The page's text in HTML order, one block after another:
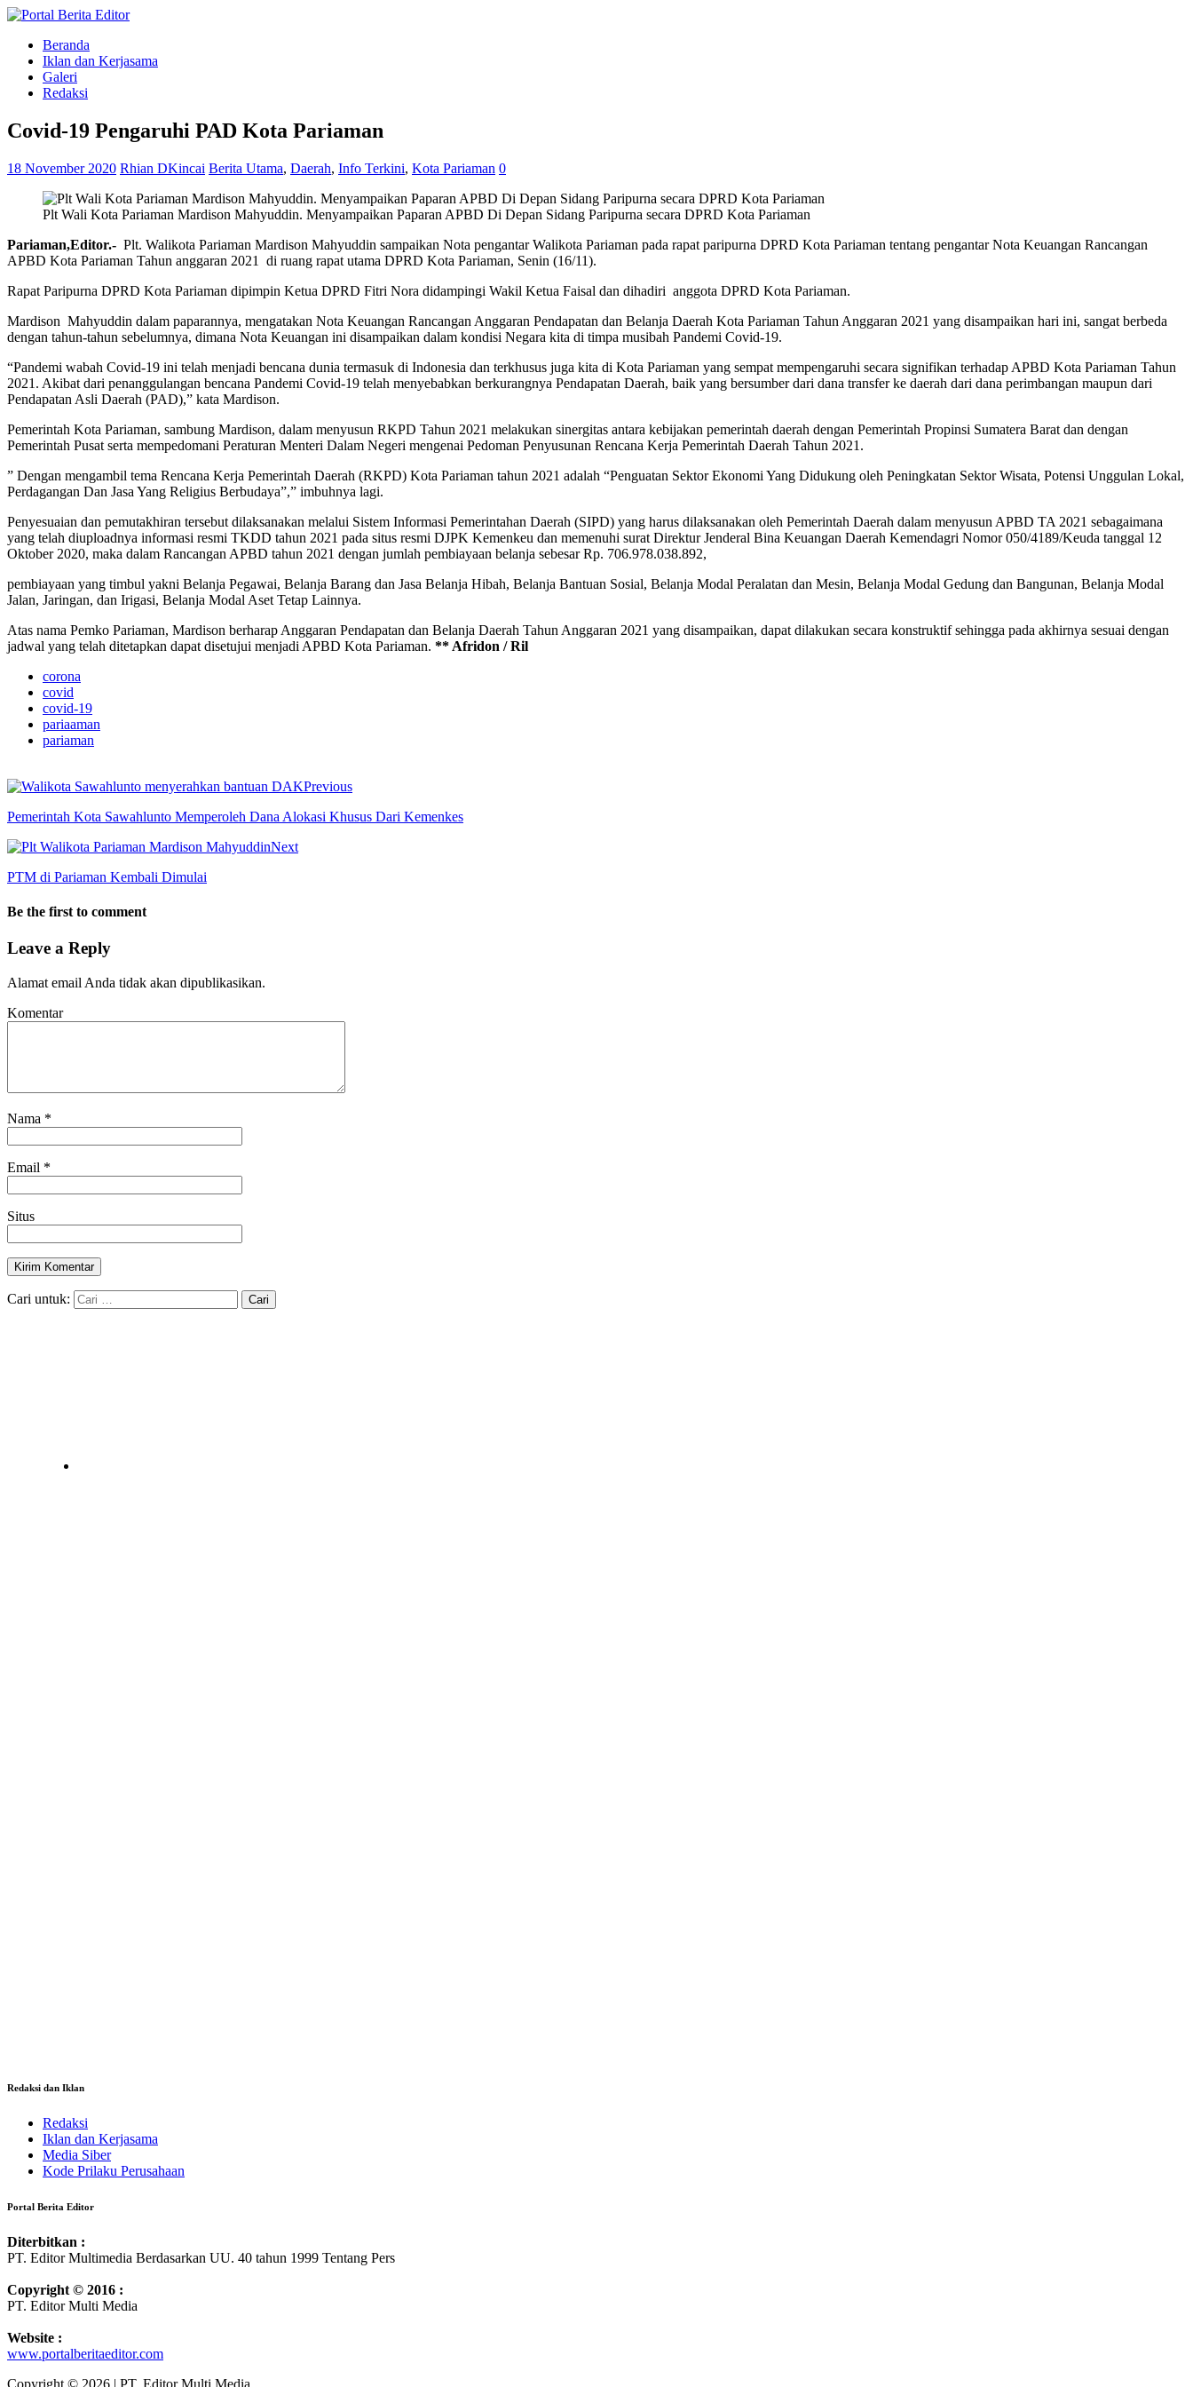
Beranda
Iklan dan Kerjasama
Galeri
Redaksi
Covid-19 Pengaruhi PAD Kota Pariaman
18 November 2020 Rhian DKincai Berita Utama, Daerah, Info Terkini, Kota Pariaman 0
Plt Wali Kota Pariaman Mardison Mahyuddin. Menyampaikan Paparan APBD Di Depan Sidang Paripurna secara DPRD Kota Pariaman
Pariaman,Editor.- Plt. Walikota Pariaman Mardison Mahyuddin sampaikan Nota pengantar Walikota Pariaman pada rapat paripurna DPRD Kota Pariaman tentang pengantar Nota Keuangan Rancangan
APBD Kota Pariaman Tahun anggaran 2021 di ruang rapat utama DPRD Kota Pariaman, Senin (16/11).
Rapat Paripurna DPRD Kota Pariaman dipimpin Ketua DPRD Fitri Nora didampingi Wakil Ketua Faisal dan dihadiri anggota DPRD Kota Pariaman.
Mardison Mahyuddin dalam paparannya, mengatakan Nota Keuangan Rancangan Anggaran Pendapatan dan Belanja Daerah Kota Pariaman Tahun Anggaran 2021 yang disampaikan hari ini, sangat berbeda
dengan tahun-tahun sebelumnya, dimana Nota Keuangan ini disampaikan dalam kondisi Negara kita di timpa musibah Pandemi Covid-19.
“Pandemi wabah Covid-19 ini telah menjadi bencana dunia termasuk di Indonesia dan terkhusus juga kita di Kota Pariaman yang sempat mempengaruhi secara signifikan terhadap APBD Kota Pariaman Tahun
2021. Akibat dari penanggulangan bencana Pandemi Covid-19 telah menyebabkan berkurangnya Pendapatan Daerah, baik yang bersumber dari dana transfer ke daerah dari dana perimbangan maupun dari
Pendapatan Asli Daerah (PAD),” kata Mardison.
Pemerintah Kota Pariaman, sambung Mardison, dalam menyusun RKPD Tahun 2021 melakukan sinergitas antara kebijakan pemerintah daerah dengan Pemerintah Propinsi Sumatera Barat dan dengan
Pemerintah Pusat serta mempedomani Peraturan Menteri Dalam Negeri mengenai Pedoman Penyusunan Rencana Kerja Pemerintah Daerah Tahun 2021.
” Dengan mengambil tema Rencana Kerja Pemerintah Daerah (RKPD) Kota Pariaman tahun 2021 adalah “Penguatan Sektor Ekonomi Yang Didukung oleh Peningkatan Sektor Wisata, Potensi Unggulan Lokal,
Perdagangan Dan Jasa Yang Religius Berbudaya”,” imbuhnya lagi.
Penyesuaian dan pemutakhiran tersebut dilaksanakan melalui Sistem Informasi Pemerintahan Daerah (SIPD) yang harus dilaksanakan oleh Pemerintah Daerah dalam menyusun APBD TA 2021 sebagaimana
yang telah diuploadnya informasi resmi TKDD tahun 2021 pada situs resmi DJPK Kemenkeu dan memenuhi surat Direktur Jenderal Bina Keuangan Daerah Kemendagri Nomor 050/4189/Keuda tanggal 12
Oktober 2020, maka dalam Rancangan APBD tahun 2021 dengan jumlah pembiayaan belanja sebesar Rp. 706.978.038.892,
pembiayaan yang timbul yakni Belanja Pegawai, Belanja Barang dan Jasa Belanja Hibah, Belanja Bantuan Sosial, Belanja Modal Peralatan dan Mesin, Belanja Modal Gedung dan Bangunan, Belanja Modal
Jalan, Jaringan, dan Irigasi, Belanja Modal Aset Tetap Lainnya.
Atas nama Pemko Pariaman, Mardison berharap Anggaran Pendapatan dan Belanja Daerah Tahun Anggaran 2021 yang disampaikan, dapat dilakukan secara konstruktif sehingga pada akhirnya sesuai dengan
jadwal yang telah ditetapkan dapat disetujui menjadi APBD Kota Pariaman. ** Afridon / Ril
corona
covid
covid-19
pariaaman
pariaman
Previous
Pemerintah Kota Sawahlunto Memperoleh Dana Alokasi Khusus Dari Kemenkes
Next
PTM di Pariaman Kembali Dimulai
Be the first to comment
Leave a Reply
Alamat email Anda tidak akan dipublikasikan.
Komentar
Nama *
Email *
Situs
Cari untuk:
Redaksi dan Iklan
Redaksi
Iklan dan Kerjasama
Media Siber
Kode Prilaku Perusahaan
Portal Berita Editor
Diterbitkan :
PT. Editor Multimedia Berdasarkan UU. 40 tahun 1999 Tentang Pers
Copyright © 2016 :
PT. Editor Multi Media
Website :
www.portalberitaeditor.com
Copyright © 2026 | PT. Editor Multi Media